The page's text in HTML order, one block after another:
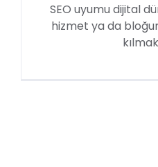
SEO uyumu dijital
hizmet ya da